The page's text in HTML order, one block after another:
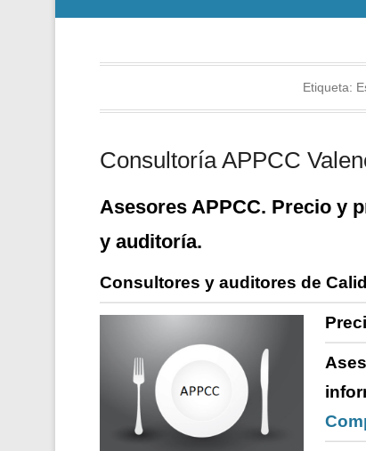
Etiqueta:
Consultoría APPCC
Asesores APPCC. Precio y
y auditoría.
Consultores y auditores de